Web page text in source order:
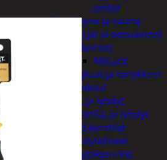
peitot
Kylpyhuone ja sauna
Harjat ja pesuaineet
Kalusteet
Mittarit
Kiukaat ja tarvikkeet
Tuoksut
Kynttilät ja lyhdyt
Kynttilät ja lyhdyt
Led-kynttilät
Lyhtytelineet
Pöytäkynttilät